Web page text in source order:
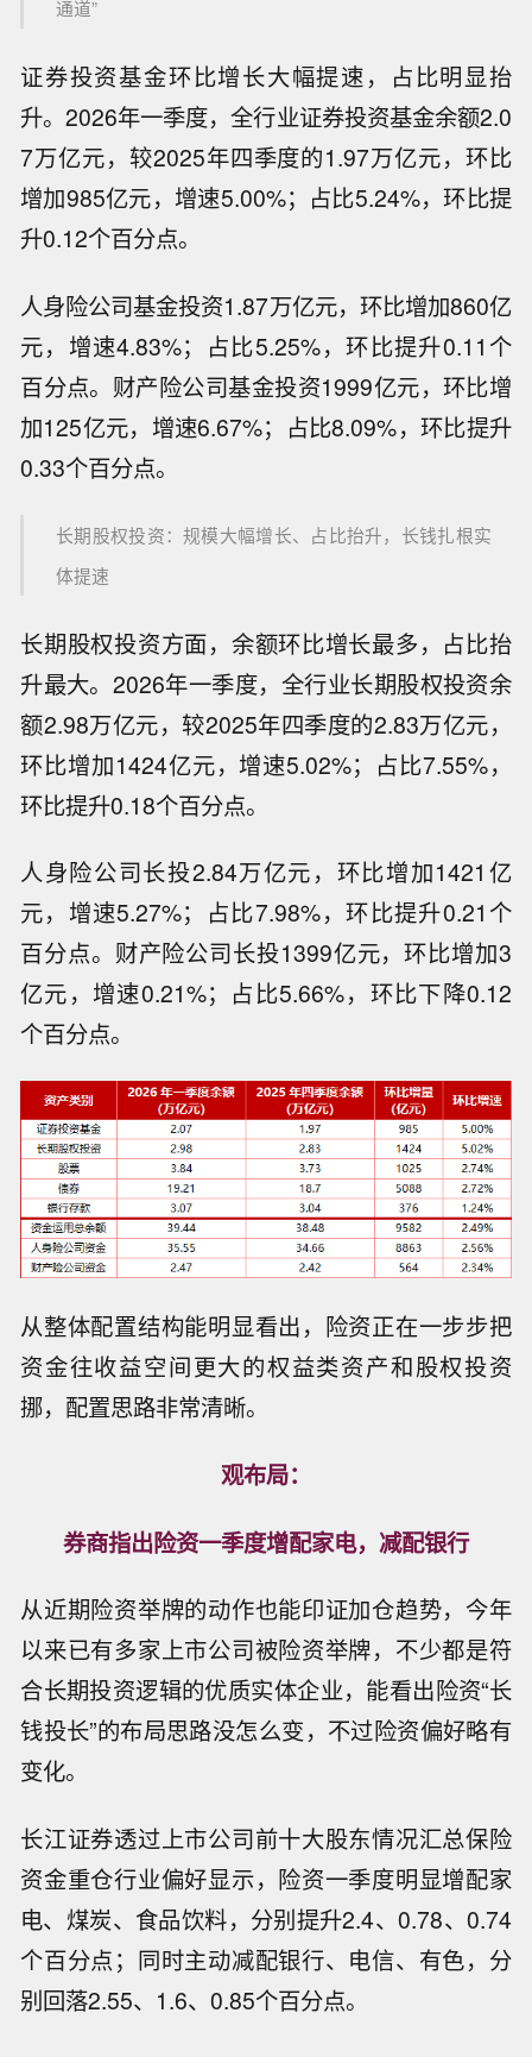
通道”
证券投资基金环比增长大幅提速，占比明显抬
升。2026年一季度，全行业证券投资基金余额2.0
7万亿元，较2025年四季度的1.97万亿元，环比
增加985亿元，增速5.00%；占比5.24%，环比提
升0.12个百分点。
人身险公司基金投资1.87万亿元，环比增加860亿
元，增速4.83%；占比5.25%，环比提升0.11个
百分点。财产险公司基金投资1999亿元，环比增
加125亿元，增速6.67%；占比8.09%，环比提升
0.33个百分点。
长期股权投资：规模大幅增长、占比抬升，长钱扎根实
体提速
长期股权投资方面，余额环比增长最多，占比抬
升最大。2026年一季度，全行业长期股权投资余
额2.98万亿元，较2025年四季度的2.83万亿元，
环比增加1424亿元，增速5.02%；占比7.55%，
环比提升0.18个百分点。
人身险公司长投2.84万亿元，环比增加1421亿
元，增速5.27%；占比7.98%，环比提升0.21个
百分点。财产险公司长投1399亿元，环比增加3
亿元，增速0.21%；占比5.66%，环比下降0.12
个百分点。
从整体配置结构能明显看出，险资正在一步步把
资金往收益空间更大的权益类资产和股权投资
挪，配置思路非常清晰。
观布局：
券商指出险资一季度增配家电，减配银行
从近期险资举牌的动作也能印证加仓趋势，今年
以来已有多家上市公司被险资举牌，不少都是符
合长期投资逻辑的优质实体企业，能看出险资“长
钱投长”的布局思路没怎么变，不过险资偏好略有
变化。
长江证券透过上市公司前十大股东情况汇总保险
资金重仓行业偏好显示，险资一季度明显增配家
电、煤炭、食品饮料，分别提升2.4、0.78、0.74
个百分点；同时主动减配银行、电信、有色，分
别回落2.55、1.6、0.85个百分点。